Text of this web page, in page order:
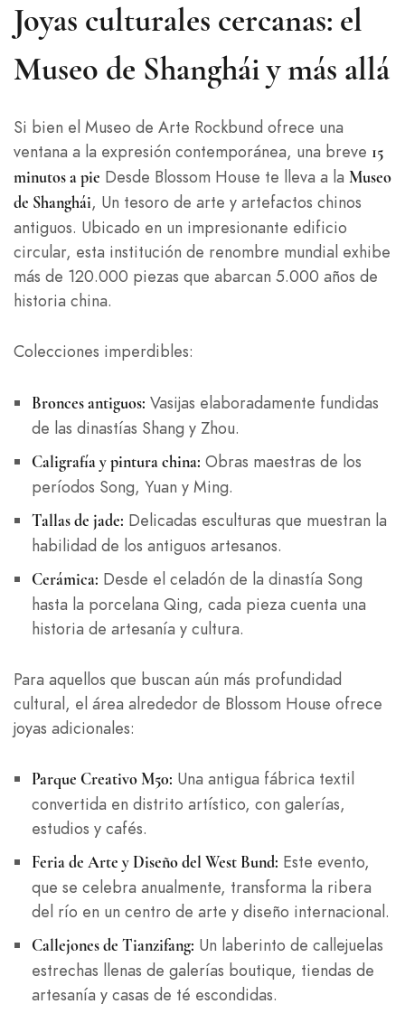
Joyas culturales cercanas: el
Museo de Shanghái y más allá
Si bien el Museo de Arte Rockbund ofrece una
ventana a la expresión contemporánea, una breve 15
minutos a pie Desde Blossom House te lleva a la Museo
de Shanghái, Un tesoro de arte y artefactos chinos
antiguos. Ubicado en un impresionante edificio
circular, esta institución de renombre mundial exhibe
más de 120.000 piezas que abarcan 5.000 años de
historia china.
Colecciones imperdibles:
Bronces antiguos: Vasijas elaboradamente fundidas
de las dinastías Shang y Zhou.
Caligrafía y pintura china: Obras maestras de los
períodos Song, Yuan y Ming.
Tallas de jade: Delicadas esculturas que muestran la
habilidad de los antiguos artesanos.
Cerámica: Desde el celadón de la dinastía Song
hasta la porcelana Qing, cada pieza cuenta una
historia de artesanía y cultura.
Para aquellos que buscan aún más profundidad
cultural, el área alrededor de Blossom House ofrece
joyas adicionales:
Parque Creativo M50: Una antigua fábrica textil
convertida en distrito artístico, con galerías,
estudios y cafés.
Feria de Arte y Diseño del West Bund: Este evento,
que se celebra anualmente, transforma la ribera
del río en un centro de arte y diseño internacional.
Callejones de Tianzifang: Un laberinto de callejuelas
estrechas llenas de galerías boutique, tiendas de
artesanía y casas de té escondidas.